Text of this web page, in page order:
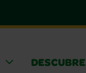
DESCUBRE